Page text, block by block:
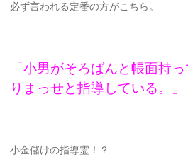
必ず言われる定番の方がこちら。
「小男がそろばんと帳面持
りまっせと指導している。」
小金儲けの指導霊！？